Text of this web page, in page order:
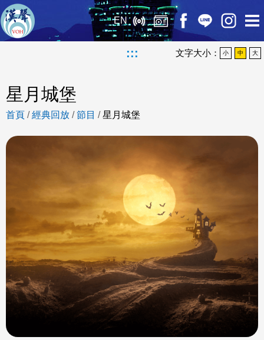
EN
::: 文字大小： 小 中 大
星月城堡
首頁 /經典回放 /節目 /星月城堡